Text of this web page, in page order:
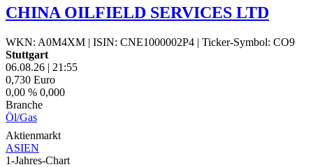
CHINA OILFIELD SERVICES LTD
WKN: A0M4XM | ISIN: CNE1000002P4 | Ticker-Symbol: CO9
Stuttgart
06.08.26 | 21:55
0,730 Euro
0,00 % 0,000
Branche
Öl/Gas
Aktienmarkt
ASIEN
1-Jahres-Chart